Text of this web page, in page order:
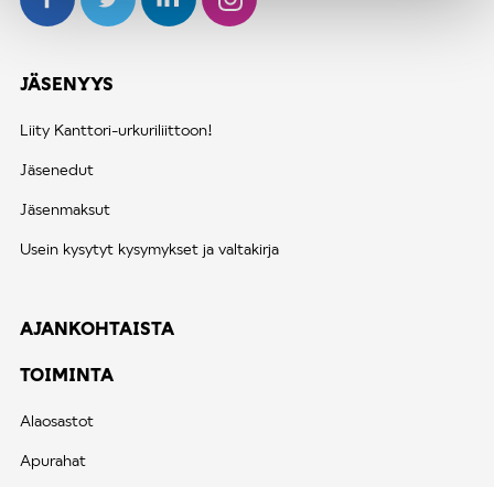
JÄSENYYS
Liity Kanttori-urkuriliittoon!
Jäsenedut
Jäsenmaksut
Usein kysytyt kysymykset ja valtakirja
AJANKOHTAISTA
TOIMINTA
Alaosastot
Apurahat